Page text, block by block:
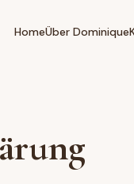
HomeÜber Dominique